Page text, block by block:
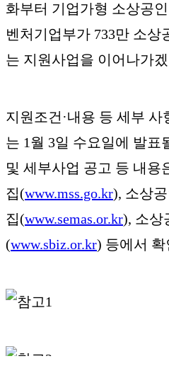
화부터 기업가형 소상공
벤처기업부가 733만 소상
는 지원사업을 이어나가
지원조건·내용 등 세부 사
는 1월 3일 수요일에 발표
및 세부사업 공고 등 내용
집(www.mss.go.kr), 소상
집(www.semas.or.kr), 소상
(www.sbiz.or.kr) 등에서